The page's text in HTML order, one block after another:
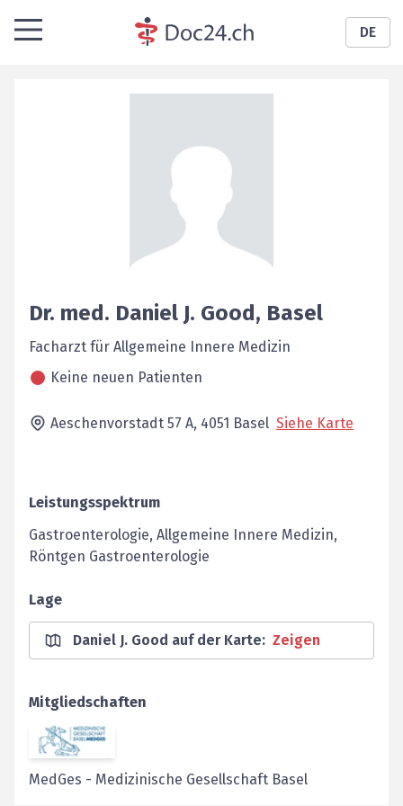
DE
Dr. med. Daniel J. Good, Basel
Facharzt für Allgemeine Innere Medizin
Keine neuen Patienten
Aeschenvorstadt 57 A, 4051 Basel Siehe Karte
Leistungsspektrum
Gastroenterologie, Allgemeine Innere Medizin,
Röntgen Gastroenterologie
Lage
Daniel J. Good auf der Karte: Zeigen
Mitgliedschaften
MedGes - Medizinische Gesellschaft Basel